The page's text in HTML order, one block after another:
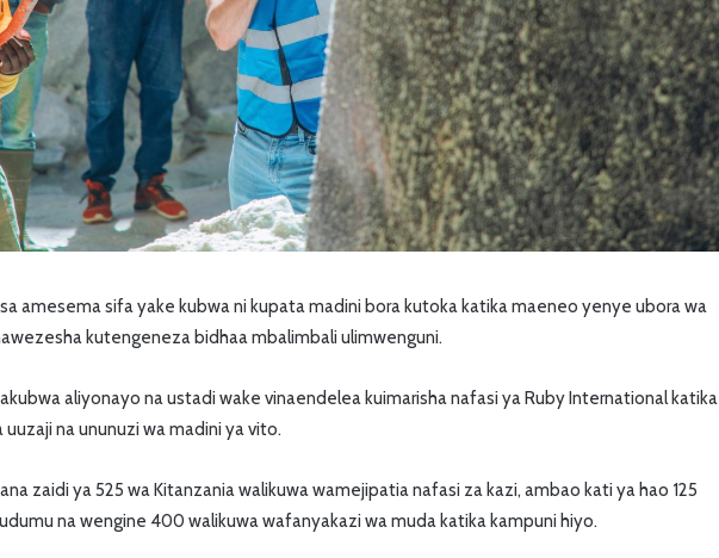
amesema sifa yake kubwa ni kupata madini bora kutoka katika maeneo yenye ubora wa
kutengeneza bidhaa mbalimbali ulimwenguni.
aliyonayo na ustadi wake vinaendelea kuimarisha nafasi ya Ruby International katika
na ununuzi wa madini ya vito.
zaidi ya 525 wa Kitanzania walikuwa wamejipatia nafasi za kazi, ambao kati ya hao 125
na wengine 400 walikuwa wafanyakazi wa muda katika kampuni hiyo.